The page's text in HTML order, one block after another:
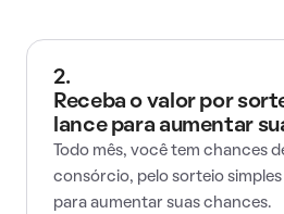
2.
Receba o valor por
lance para aumentar
Todo mês, você tem chances
consórcio, pelo sorteio
para aumentar suas chances.